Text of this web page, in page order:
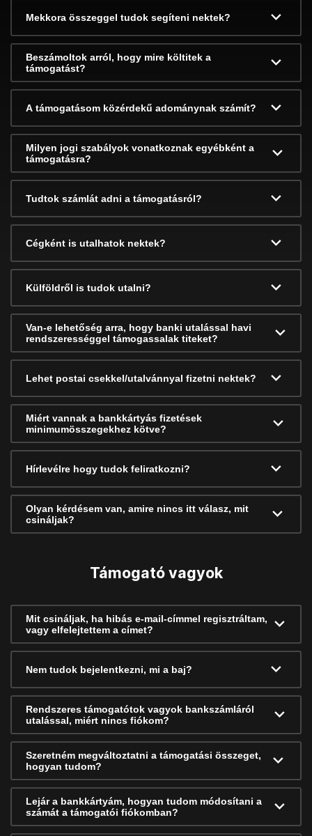
Mekkora összeggel tudok segíteni nektek?
Beszámoltok arról, hogy mire költitek a
támogatást?
A támogatásom közérdekű adománynak számít?
Milyen jogi szabályok vonatkoznak egyébként a
támogatásra?
Tudtok számlát adni a támogatásról?
Cégként is utalhatok nektek?
Külföldről is tudok utalni?
Van-e lehetőség arra, hogy banki utalással havi
rendszerességgel támogassalak titeket?
Lehet postai csekkel/utalvánnyal fizetni nektek?
Miért vannak a bankkártyás fizetések
minimumösszegekhez kötve?
Hírlevélre hogy tudok feliratkozni?
Olyan kérdésem van, amire nincs itt válasz, mit
csináljak?
Támogató vagyok
Mit csináljak, ha hibás e-mail-címmel regisztráltam,
vagy elfelejtettem a címet?
Nem tudok bejelentkezni, mi a baj?
Rendszeres támogatótok vagyok bankszámláról
utalással, miért nincs fiókom?
Szeretném megváltoztatni a támogatási összeget,
hogyan tudom?
Lejár a bankkártyám, hogyan tudom módosítani a
számát a támogatói fiókomban?